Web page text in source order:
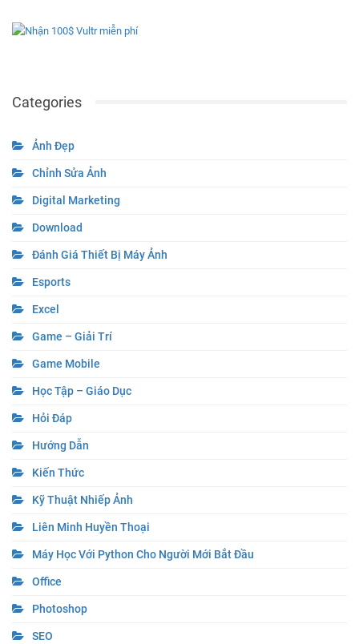
Categories
Ảnh Đẹp
Chỉnh Sửa Ảnh
Digital Marketing
Download
Đánh Giá Thiết Bị Máy Ảnh
Esports
Excel
Game – Giải Trí
Game Mobile
Học Tập – Giáo Dục
Hỏi Đáp
Hướng Dẫn
Kiến Thức
Kỹ Thuật Nhiếp Ảnh
Liên Minh Huyền Thoại
Máy Học Với Python Cho Người Mới Bắt Đầu
Office
Photoshop
SEO